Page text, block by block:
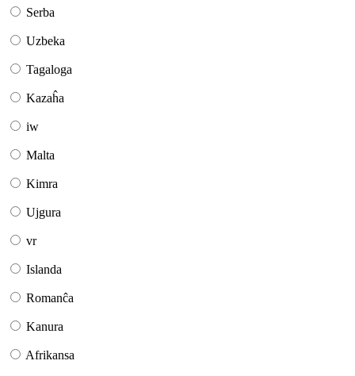
Serba
Uzbeka
Tagaloga
Kazaĥa
iw
Malta
Kimra
Ujgura
vr
Islanda
Romanĉa
Kanura
Afrikansa